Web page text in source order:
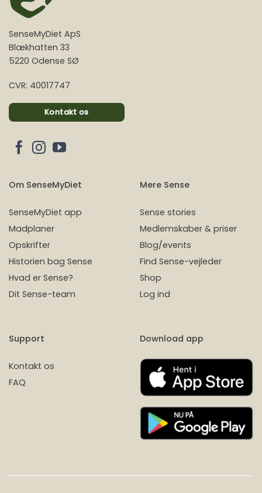
SenseMyDiet ApS
Blækhatten 33
5220 Odense SØ
CVR: 40017747
Kontakt os
Om SenseMyDiet
SenseMyDiet app
Madplaner
Opskrifter
Historien bag Sense
Hvad er Sense?
Dit Sense-team
Mere Sense
Sense stories
Medlemskaber & priser
Blog/events
Find Sense-vejleder
Shop
Log ind
Support
Kontakt os
FAQ
Download app